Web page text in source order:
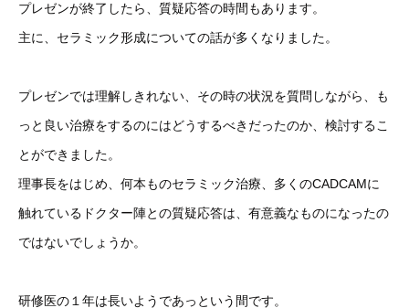
プレゼンが終了したら、質疑応答の時間もあります。
主に、セラミック形成についての話が多くなりました。
プレゼンでは理解しきれない、その時の状況を質問しながら、も
っと良い治療をするのにはどうするべきだったのか、検討するこ
とができました。
理事長をはじめ、何本ものセラミック治療、多くのCADCAMに
触れているドクター陣との質疑応答は、有意義なものになったの
ではないでしょうか。
研修医の１年は長いようであっという間です。